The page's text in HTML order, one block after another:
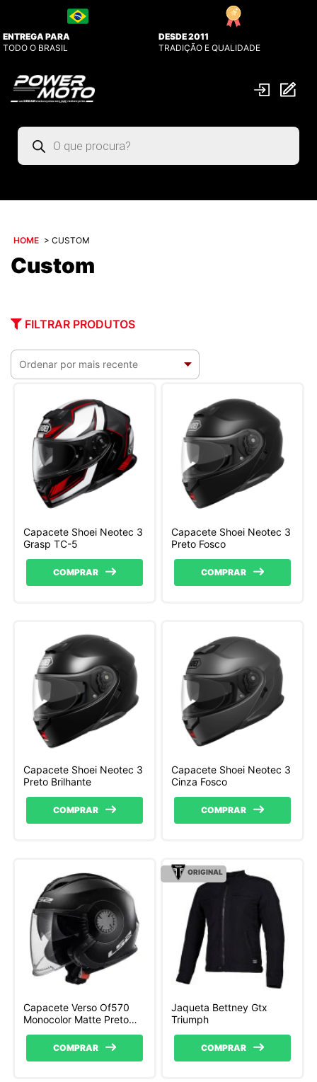
ENTREGA PARA
TODO O BRASIL
DESDE 2011
TRADIÇÃO E QUALIDADE
Pesquisar
produtos
HOME > CUSTOM
Custom
FILTRAR PRODUTOS
Capacete Shoei Neotec 3
Grasp TC-5
COMPRAR
Capacete Shoei Neotec 3
Preto Fosco
COMPRAR
Capacete Shoei Neotec 3
Preto Brilhante
COMPRAR
Capacete Shoei Neotec 3
Cinza Fosco
COMPRAR
Capacete Verso Of570
Monocolor Matte Preto
COMPRAR
ORIGINAL
Jaqueta Bettney Gtx
Triumph
COMPRAR